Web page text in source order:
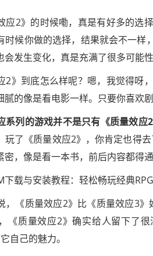
应2》的时候嘞，真是有好多的选
时候你做的选择，结果就会不一
发生变化，真是充满了很多可能性
2》到底怎么样呢？嗯，我觉得呀
腻的像是看电影一样。只要你喜欢
系列的游戏并不是只有《质量效应2
玩了《质量效应2》，你肯定也得
，像是看一本书，前后内容都得通
，《质量效应2》比《质量效应3
《质量效应2》确实给人留下了
自己的魅力。